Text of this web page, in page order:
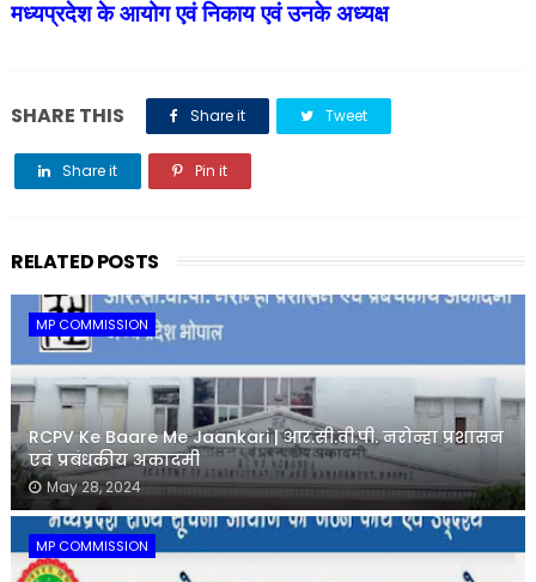
मध्यप्रदेश के आयोग एवं निकाय एवं उनके अध्यक्ष
SHARE THIS Share it Tweet
Share it Pin it
RELATED POSTS
MP COMMISSION
RCPV Ke Baare Me Jaankari | आर.सी.वी.पी. नरोन्हा प्रशासन
एवं प्रबंधकीय अकादमी
May 28, 2024
MP COMMISSION